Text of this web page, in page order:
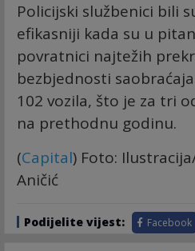
Policijski službenici bili
efikasniji kada su u
povratnici najtežih
bezbjednosti
102 vozila, što je za tri
na prethodnu godinu.
(Capital) Foto:
Aničić
Podijelite vijest: Facebook